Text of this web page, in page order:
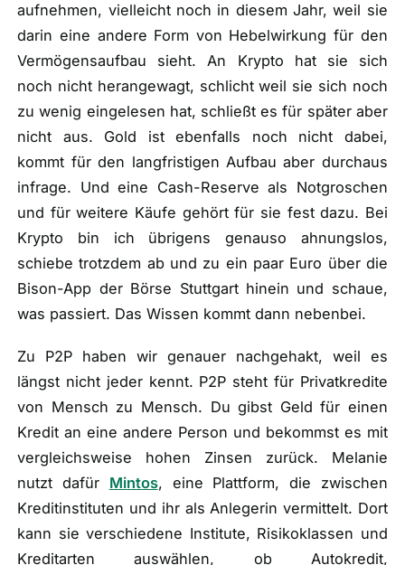
aufnehmen, vielleicht noch in diesem Jahr, weil sie
darin eine andere Form von Hebelwirkung für den
Vermögensaufbau sieht. An Krypto hat sie sich
noch nicht herangewagt, schlicht weil sie sich noch
zu wenig eingelesen hat, schließt es für später aber
nicht aus. Gold ist ebenfalls noch nicht dabei,
kommt für den langfristigen Aufbau aber durchaus
infrage. Und eine Cash-Reserve als Notgroschen
und für weitere Käufe gehört für sie fest dazu. Bei
Krypto bin ich übrigens genauso ahnungslos,
schiebe trotzdem ab und zu ein paar Euro über die
Bison-App der Börse Stuttgart hinein und schaue,
was passiert. Das Wissen kommt dann nebenbei.
Zu P2P haben wir genauer nachgehakt, weil es
längst nicht jeder kennt. P2P steht für Privatkredite
von Mensch zu Mensch. Du gibst Geld für einen
Kredit an eine andere Person und bekommst es mit
vergleichsweise hohen Zinsen zurück. Melanie
nutzt dafür Mintos, eine Plattform, die zwischen
Kreditinstituten und ihr als Anlegerin vermittelt. Dort
kann sie verschiedene Institute, Risikoklassen und
Kreditarten auswählen, ob Autokredit,